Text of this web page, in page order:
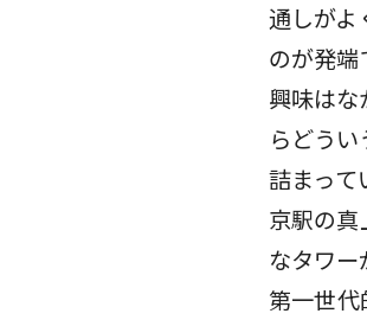
通しがよ
のが発
興味は
らどう
詰まって
京駅の
なタワ
第一世